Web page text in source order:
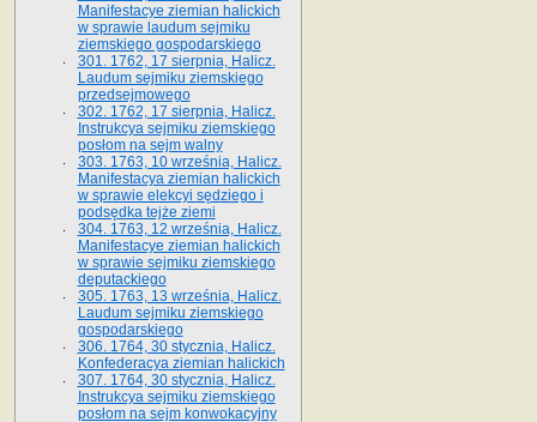
Manifestacye ziemian halickich
w sprawie laudum sejmiku
ziemskiego gospodarskiego
301. 1762, 17 sierpnia, Halicz.
Laudum sejmiku ziemskiego
przedsejmowego
302. 1762, 17 sierpnia, Halicz.
Instrukcya sejmiku ziemskiego
posłom na sejm walny
303. 1763, 10 września, Halicz.
Manifestacya ziemian halickich
w sprawie elekcyi sędziego i
podsędka tejże ziemi
304. 1763, 12 września, Halicz.
Manifestacye ziemian halickich
w sprawie sejmiku ziemskiego
deputackiego
305. 1763, 13 września, Halicz.
Laudum sejmiku ziemskiego
gospodarskiego
306. 1764, 30 stycznia, Halicz.
Konfederacya ziemian halickich
307. 1764, 30 stycznia, Halicz.
Instrukcya sejmiku ziemskiego
posłom na sejm konwokacyjny